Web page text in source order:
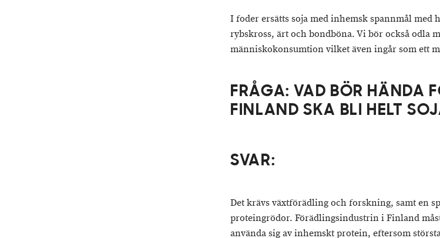
I foder ersätts soja med inhemsk spannmål med
rybskross, ärt och bondböna. Vi bör också odla
människokonsumtion vilket även ingår som ett
FRÅGA: VAD BÖR HÄNDA
FINLAND SKA BLI HELT
SVAR:
Det krävs växtförädling och forskning, samt en
proteingrödor. Förädlingsindustrin i Finland
använda sig av inhemskt protein, eftersom